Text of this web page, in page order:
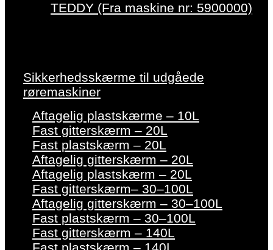
TEDDY (Fra maskine nr: 5900000)
Sikkerhedsskærme til udgåede
røremaskiner
Aftagelig plastskærme – 10L
Fast gitterskærm – 20L
Fast plastskærm – 20L
Aftagelig gitterskærm – 20L
Aftagelig plastskærm – 20L
Fast gitterskærm– 30–100L
Aftagelig gitterskærm – 30–100L
Fast plastskærm – 30–100L
Fast gitterskærm – 140L